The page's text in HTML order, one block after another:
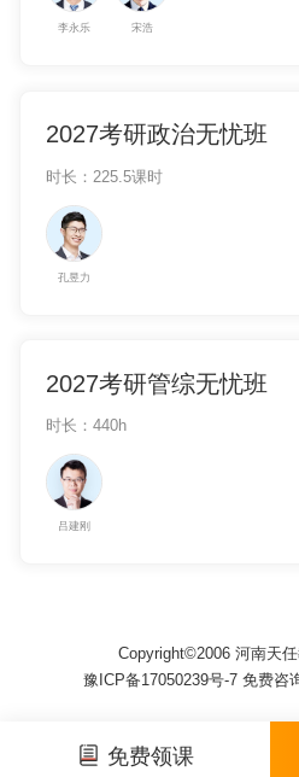
李永乐 宋浩
2027考研政治无忧班
时长：225.5课时
孔昱力
2027考研管综无忧班
时长：440h
吕建刚
豫ICP备17050239号-7 免费咨
免费领课